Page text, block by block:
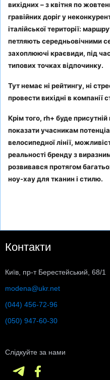
вихідних – з квітня по
гравійних доріг у
італійської території:
петляють середньовічними
захоплюючі краєвиди, під
типових точках відпочинку.
Тут немає ні рейтингу, ні
провести вихідні в компанії
Крім того, rh+ буде
показати учасникам
велосипедної лінії,
реальності бренду з
розвивався протягом
ноу-хау для тканин і стилю.
Контакти
Київ, пр-т Берестейський, 68/1
modena@ukr.net
(044) 456-72-96
(050) 947-60-30
Слідкуйте за нами